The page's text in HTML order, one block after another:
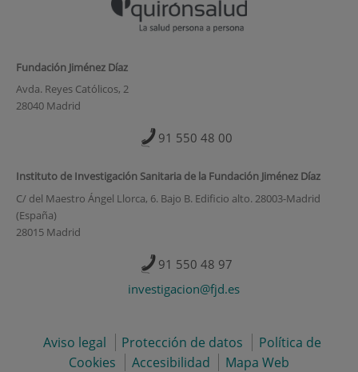
Fundación Jiménez Díaz
Avda. Reyes Católicos, 2
28040 Madrid
91 550 48 00
Instituto de Investigación Sanitaria de la Fundación Jiménez Díaz
C/ del Maestro Ángel Llorca, 6. Bajo B. Edificio alto. 28003-Madrid
(España)
28015 Madrid
91 550 48 97
investigacion@fjd.es
Aviso legal Protección de datos
Política de
Cookies
Accesibilidad Mapa Web